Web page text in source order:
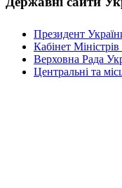
Президент
Кабінет
Верховна Рада
Центральні та